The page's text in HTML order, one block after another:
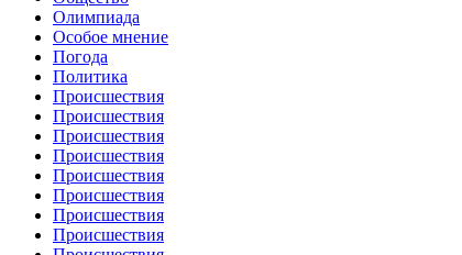
Олимпиада
Особое мнение
Погода
Политика
Происшествия
Происшествия
Происшествия
Происшествия
Происшествия
Происшествия
Происшествия
Происшествия